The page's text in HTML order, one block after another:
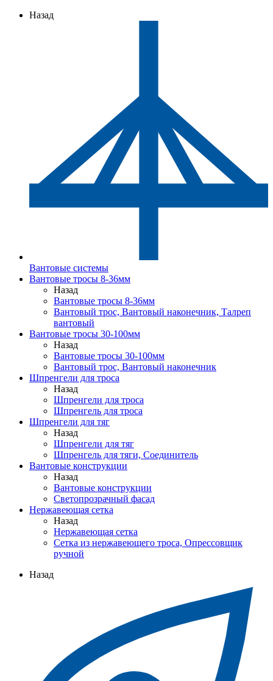
Назад
Вантовые системы
Вантовые тросы 8-36мм
Назад
Вантовые тросы 8-36мм
Вантовый трос, Вантовый наконечник, Талреп
вантовый
Вантовые тросы 30-100мм
Назад
Вантовые тросы 30-100мм
Вантовый трос, Вантовый наконечник
Шпренгели для троса
Назад
Шпренгели для троса
Шпренгель для троса
Шпренгели для тяг
Назад
Шпренгели для тяг
Шпренгель для тяги, Соединитель
Вантовые конструкции
Назад
Вантовые конструкции
Светопрозрачный фасад
Нержавеющая сетка
Назад
Нержавеющая сетка
Сетка из нержавеющего троса, Опрессовщик
ручной
Назад